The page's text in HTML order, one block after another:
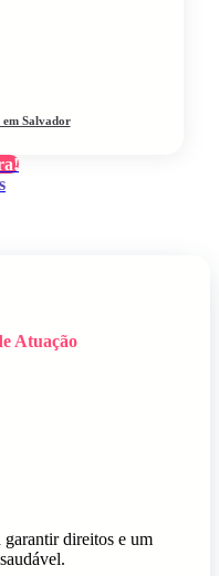
Salvador
Atuação
direitos e um